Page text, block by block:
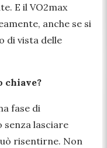
E il VO2max
anche se si
di vista delle
chiave?
fase di
lasciare
risentirne. Non